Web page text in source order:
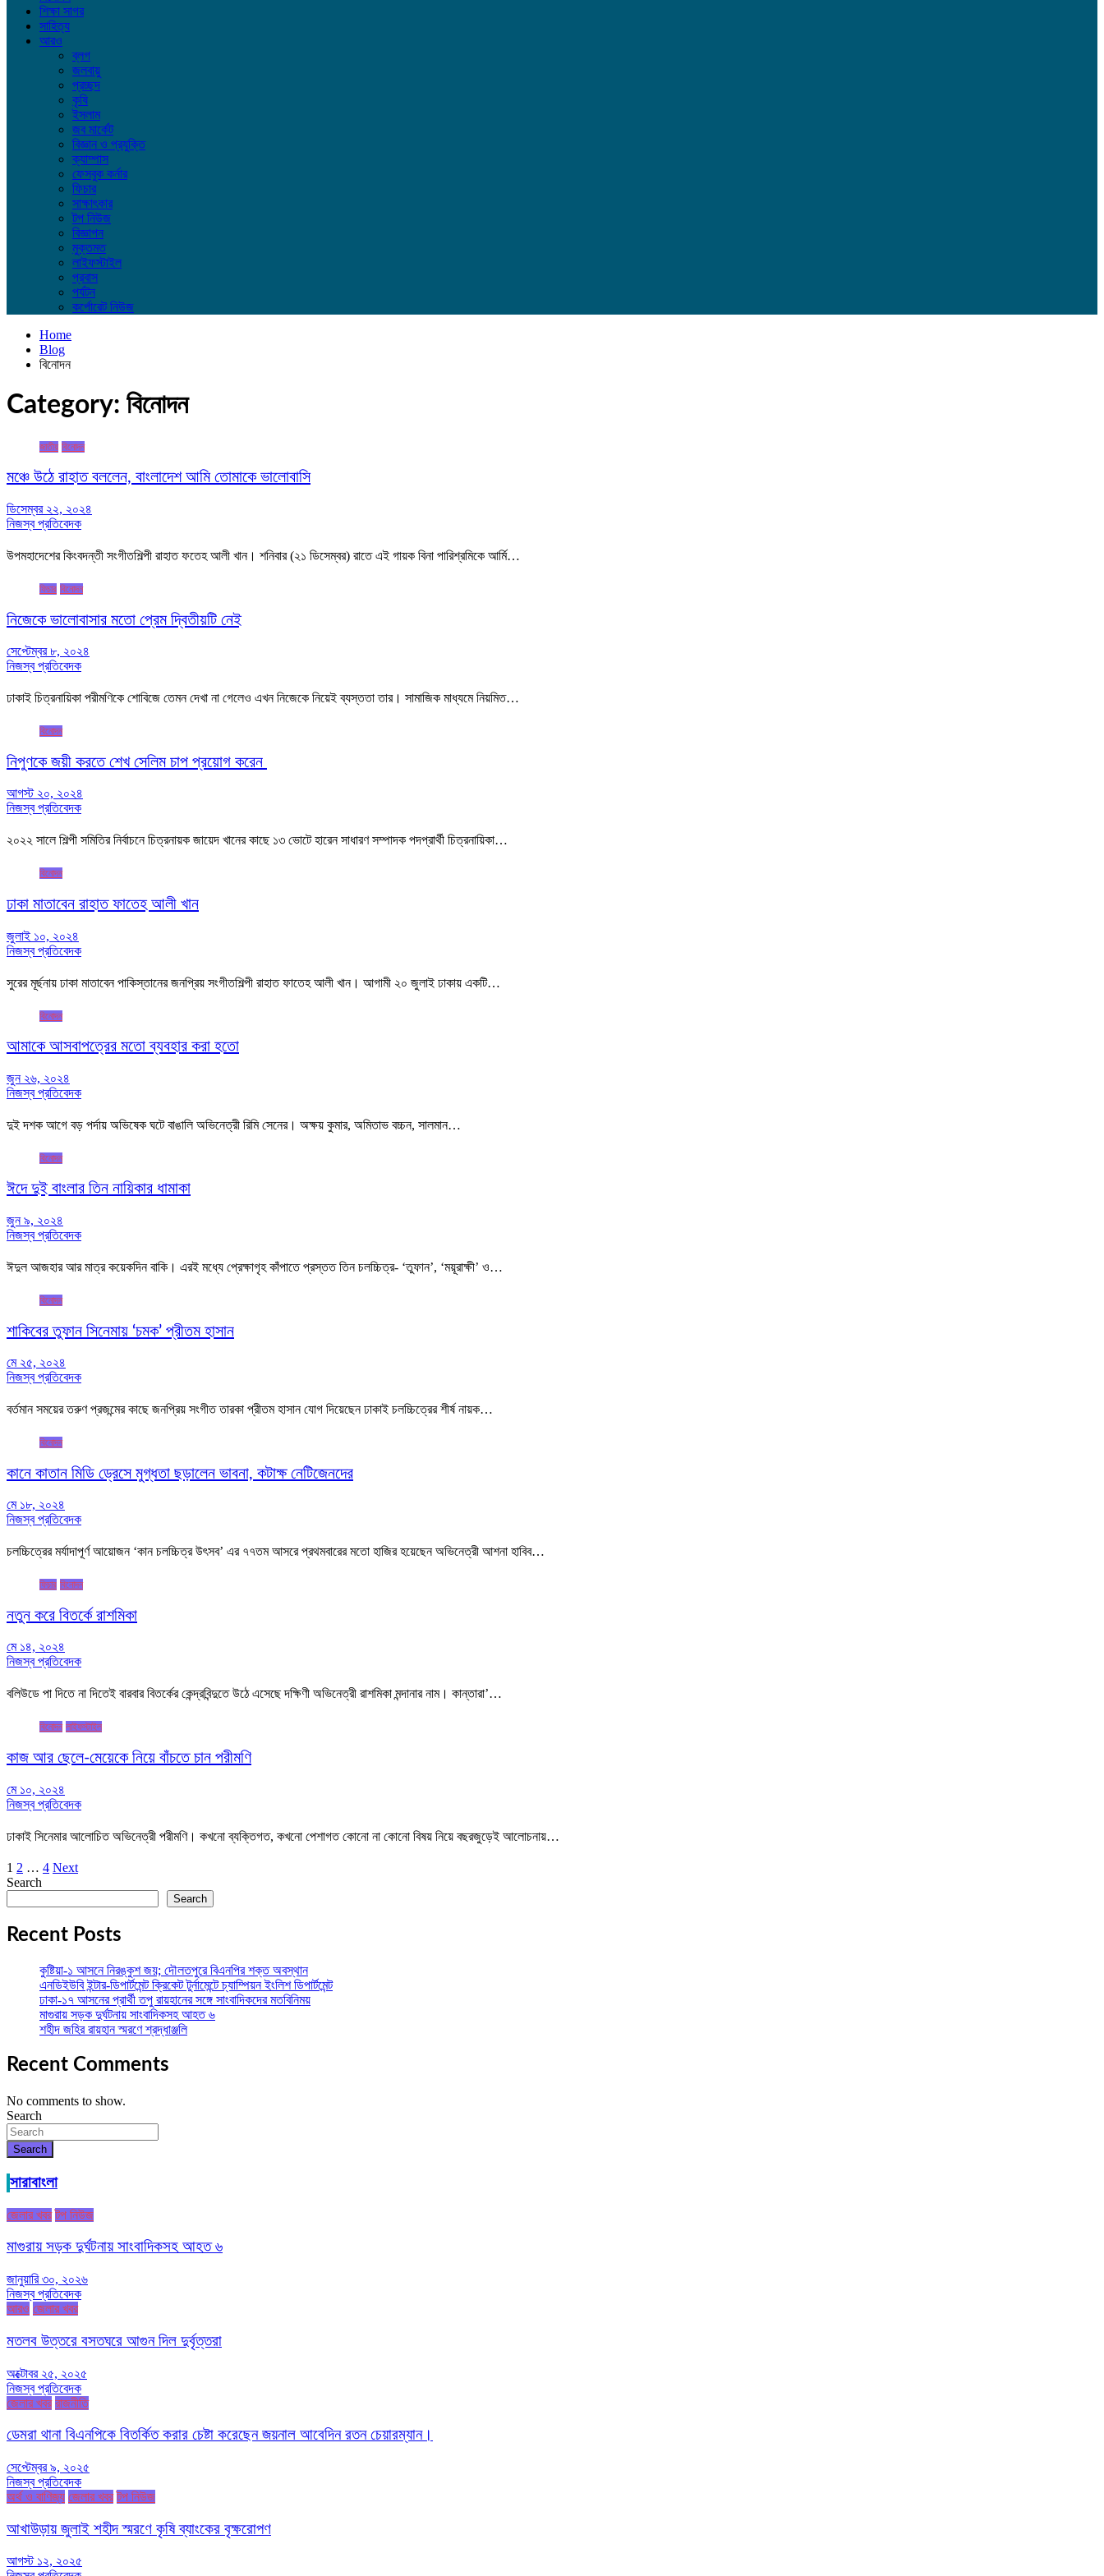
শিক্ষা সাগর
সাহিত্য
আরও
ব্লগ
জলবায়ু
প্রচ্ছদ
কৃষি
ইসলাম
জব মার্কেট
বিজ্ঞান ও প্রযুক্তি
ক্যাম্পাস
ফেসবুক কর্নার
ফিচার
সাক্ষাৎকার
টপ নিউজ
বিজ্ঞাপন
মুক্তমত
লাইফস্টাইল
প্রবাস
পর্যটন
কর্পোরেট নিউজ
Home
Blog
বিনোদন
Category: বিনোদন
জাতীয় বিনোদন
মঞ্চে উঠে রাহাত বললেন, বাংলাদেশ আমি তোমাকে ভালোবাসি
ডিসেম্বর ২২, ২০২৪
নিজস্ব প্রতিবেদক
উপমহাদেশের কিংবদন্তী সংগীতশিল্পী রাহাত ফতেহ আলী খান। শনিবার (২১ ডিসেম্বর) রাতে এই গায়ক বিনা পারিশ্রমিকে আর্মি…
ফিচার বিনোদন
নিজেকে ভালোবাসার মতো প্রেম দ্বিতীয়টি নেই
সেপ্টেম্বর ৮, ২০২৪
নিজস্ব প্রতিবেদক
ঢাকাই চিত্রনায়িকা পরীমণিকে শোবিজে তেমন দেখা না গেলেও এখন নিজেকে নিয়েই ব্যস্ততা তার। সামাজিক মাধ্যমে নিয়মিত…
বিনোদন
নিপুণকে জয়ী করতে শেখ সেলিম চাপ প্রয়োগ করেন
আগস্ট ২০, ২০২৪
নিজস্ব প্রতিবেদক
২০২২ সালে শিল্পী সমিতির নির্বাচনে চিত্রনায়ক জায়েদ খানের কাছে ১৩ ভোটে হারেন সাধারণ সম্পাদক পদপ্রার্থী চিত্রনায়িকা…
বিনোদন
ঢাকা মাতাবেন রাহাত ফাতেহ আলী খান
জুলাই ১০, ২০২৪
নিজস্ব প্রতিবেদক
সুরের মূর্ছনায় ঢাকা মাতাবেন পাকিস্তানের জনপ্রিয় সংগীতশিল্পী রাহাত ফাতেহ আলী খান। আগামী ২০ জুলাই ঢাকায় একটি…
বিনোদন
আমাকে আসবাপত্রের মতো ব্যবহার করা হতো
জুন ২৬, ২০২৪
নিজস্ব প্রতিবেদক
দুই দশক আগে বড় পর্দায় অভিষেক ঘটে বাঙালি অভিনেত্রী রিমি সেনের। অক্ষয় কুমার, অমিতাভ বচ্চন, সালমান…
বিনোদন
ঈদে দুই বাংলার তিন নায়িকার ধামাকা
জুন ৯, ২০২৪
নিজস্ব প্রতিবেদক
ঈদুল আজহার আর মাত্র কয়েকদিন বাকি। এরই মধ্যে প্রেক্ষাগৃহ কাঁপাতে প্রস্তত তিন চলচ্চিত্র- ‘তুফান’, ‘ময়ূরাক্ষী’ ও…
বিনোদন
শাকিবের তুফান সিনেমায় ‘চমক’ প্রীতম হাসান
মে ২৫, ২০২৪
নিজস্ব প্রতিবেদক
বর্তমান সময়ের তরুণ প্রজন্মের কাছে জনপ্রিয় সংগীত তারকা প্রীতম হাসান যোগ দিয়েছেন ঢাকাই চলচ্চিত্রের শীর্ষ নায়ক…
বিনোদন
কানে কাতান মিডি ড্রেসে মুগ্ধতা ছড়ালেন ভাবনা, কটাক্ষ নেটিজেনদের
মে ১৮, ২০২৪
নিজস্ব প্রতিবেদক
চলচ্চিত্রের মর্যাদাপূর্ণ আয়োজন ‘কান চলচ্চিত্র উৎসব’ এর ৭৭তম আসরে প্রথমবারের মতো হাজির হয়েছেন অভিনেত্রী আশনা হাবিব…
ফিচার বিনোদন
নতুন করে বিতর্কে রাশমিকা
মে ১৪, ২০২৪
নিজস্ব প্রতিবেদক
বলিউডে পা দিতে না দিতেই বারবার বিতর্কের কেন্দ্রবিন্দুতে উঠে এসেছে দক্ষিণী অভিনেত্রী রাশমিকা মন্দানার নাম। কান্তারা’…
বিনোদন লাইফস্টাইল
কাজ আর ছেলে-মেয়েকে নিয়ে বাঁচতে চান পরীমণি
মে ১০, ২০২৪
নিজস্ব প্রতিবেদক
ঢাকাই সিনেমার আলোচিত অভিনেত্রী পরীমণি। কখনো ব্যক্তিগত, কখনো পেশাগত কোনো না কোনো বিষয় নিয়ে বছরজুড়েই আলোচনায়…
Posts
pagination
1 2 … 4 Next
Search
Search
Recent Posts
কুষ্টিয়া-১ আসনে নিরঙ্কুশ জয়; দৌলতপুরে বিএনপির শক্ত অবস্থান
এনডিইউবি ইন্টার-ডিপার্টমেন্ট ক্রিকেট টুর্নামেন্টে চ্যাম্পিয়ন ইংলিশ ডিপার্টমেন্ট
ঢাকা-১৭ আসনের প্রার্থী তপু রায়হানের সঙ্গে সাংবাদিকদের মতবিনিময়
মাগুরায় সড়ক দুর্ঘটনায় সাংবাদিকসহ আহত ৬
শহীদ জহির রায়হান স্মরণে শ্রদ্ধাঞ্জলি
Recent Comments
No comments to show.
Search
Search
সারাবাংলা
জেলার খবর টপ নিউজ
মাগুরায় সড়ক দুর্ঘটনায় সাংবাদিকসহ আহত ৬
জানুয়ারি ৩০, ২০২৬
নিজস্ব প্রতিবেদক
আরও জেলার খবর
মতলব উত্তরে বসতঘরে আগুন দিল দুর্বৃত্তরা
অক্টোবর ২৫, ২০২৫
নিজস্ব প্রতিবেদক
জেলার খবর রাজনীতি
ডেমরা থানা বিএনপিকে বিতর্কিত করার চেষ্টা করেছেন জয়নাল আবেদিন রতন চেয়ারম্যান।
সেপ্টেম্বর ৯, ২০২৫
নিজস্ব প্রতিবেদক
অর্থ ও বাণিজ্য জেলার খবর টপ নিউজ
আখাউড়ায় জুলাই শহীদ স্মরণে কৃষি ব্যাংকের বৃক্ষরোপণ
আগস্ট ১২, ২০২৫